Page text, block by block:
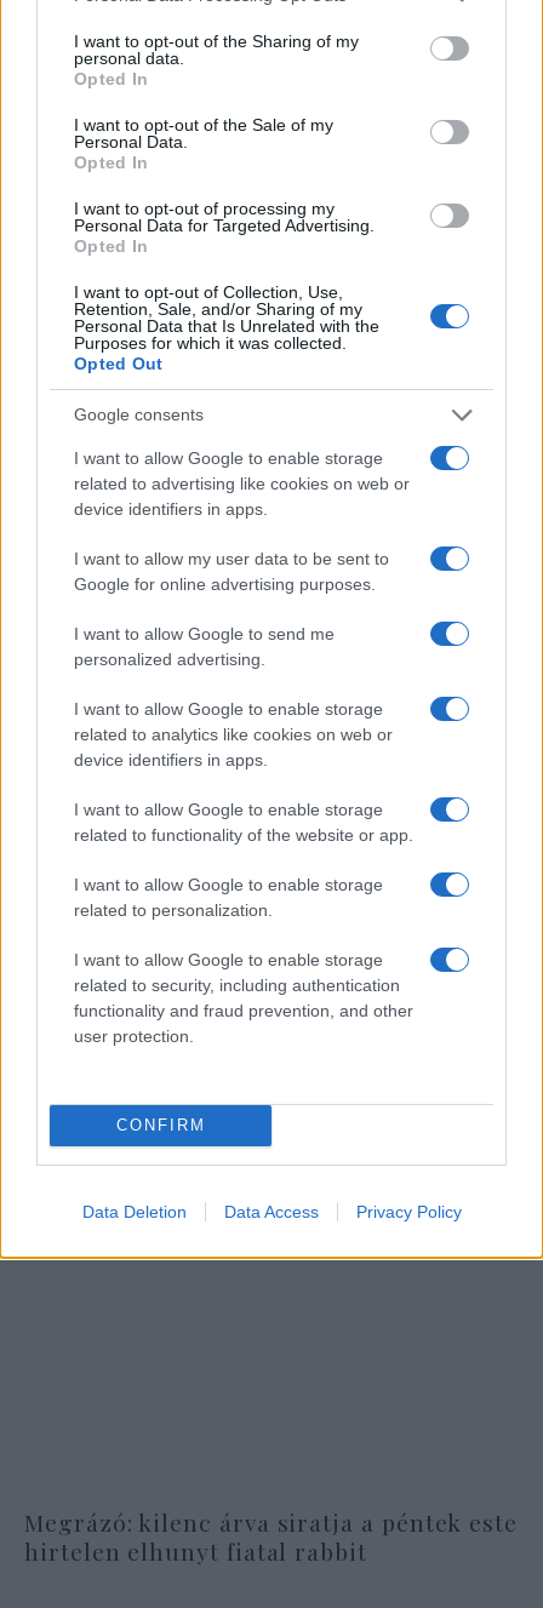
not limited to your visit or usage behaviour. You may click to
grant or deny consent to Google and its third-party tags to
use your data for below specified purposes in below Google
consent section.
I want to opt-out of the Sharing of my
personal data.
Opted In
I want to opt-out of the Sale of my
Personal Data.
Opted In
I want to opt-out of processing my
Personal Data for Targeted Advertising.
Opted In
I want to opt-out of Collection, Use,
Retention, Sale, and/or Sharing of my
Personal Data that Is Unrelated with the
Purposes for which it was collected.
Opted Out
Google consents
I want to allow Google to enable storage
related to advertising like cookies on web or
device identifiers in apps.
I want to allow my user data to be sent to
Google for online advertising purposes.
I want to allow Google to send me
personalized advertising.
I want to allow Google to enable storage
related to analytics like cookies on web or
device identifiers in apps.
I want to allow Google to enable storage
related to functionality of the website or app.
I want to allow Google to enable storage
related to personalization.
I want to allow Google to enable storage
related to security, including authentication
functionality and fraud prevention, and other
user protection.
CONFIRM
Data Deletion Data Access Privacy Policy
egymással.
Összeomlott a CIA és Moszad kurd
szivárogtatás mögött valószínűleg a
Pentagonon belüli kisebbségi csoport állhat,
amely ellenezte az iráni háborút, kritikusan
viszonyult Izraelhez, és ki akarta használni a
nyilvánosságban megjelenő feszültséget
Donald Trump és Benjamin Netanjahu között
– miután az amerikai elnök nemrég „kibaszott
izraeli csapások terve miatt.
A szivárogtatás szerint a Pentagon a
hírszerzés-elhárítási fenyegetettségi
besorolásban Izraelt a legmagasabb szintre
emelte, elsősorban az izraeli és amerikai
tisztviselők közötti feszültségek miatt,
amelyek az Irán elleni háború és annak proxy
terrorszervezetei kapcsán kialakult stratégiai
Jó hír: Marco Rubio lehet Trump
utódja, felmosták a padlót JD Vance-
szel
Megrázó: kilenc árva siratja a péntek este
hirtelen elhunyt fiatal rabbit